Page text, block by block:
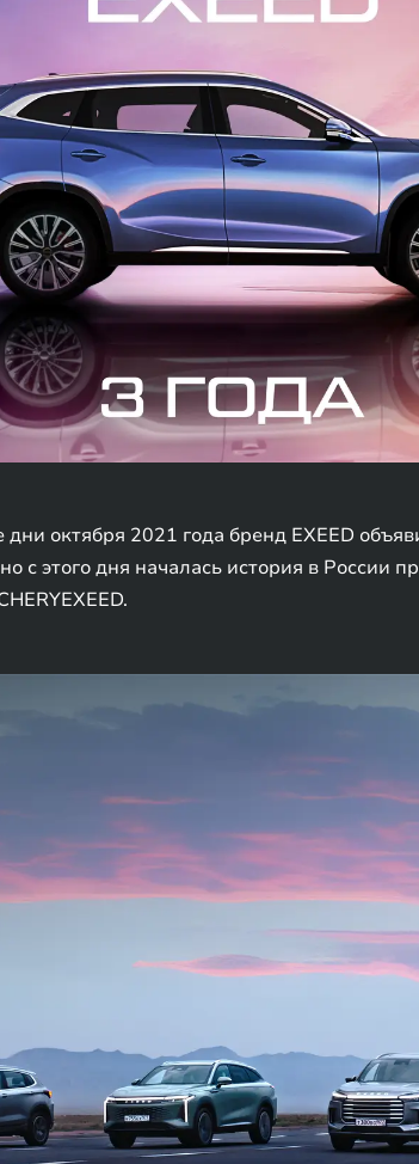
октября 2021 года бренд EXEED
с этого дня началась история в России